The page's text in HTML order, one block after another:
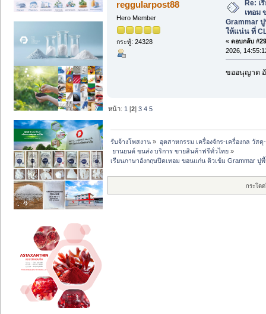
reggularpost88
Hero Member
กระทู้: 24328
Re: เ
เทอม
Grammar
ให้แน่น ที่
« ตอบกลับ
2026,
ขออนุญาต
หน้า: 1 [2]3 4 5
รับจ้างโพสงาน » อุตสาหกรรม เครื่องจักร-เครื่องกล วัส
ยานยนต์ ขนส่ง บริการ ขายสินค้าฟรีทั่วไทย »
เรียนภาษาอังกฤษปิดเทอม ขอนแก่น ติวเข้ม Grammar
กระโด